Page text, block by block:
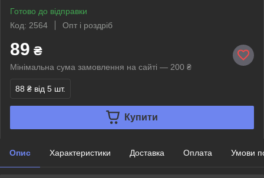
Готово до відправки
Код: 2564
Опт і роздріб
89 ₴
Мінімальна сума замовлення на сайті — 200 ₴
88 ₴ від 5 шт.
Купити
Опис Характеристики Доставка Оплата Умови